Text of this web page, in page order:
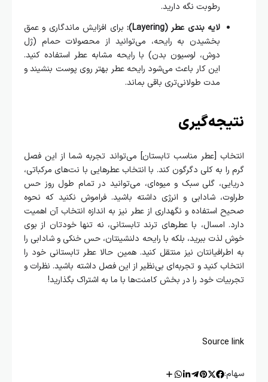
رطوبت نگه دارید.
لایه بندی عطر (Layering):
برای افزایش ماندگاری و عمق
بخشیدن به رایحه، می‌توانید از محصولات حمام (ژل
دوش، لوسیون بدن) با رایحه مشابه عطر استفاده کنید.
این کار باعث می‌شود رایحه عطر بهتر روی پوست بنشیند و
مدت طولانی‌تری باقی بماند.
نتیجه‌گیری
انتخاب [عطر مناسب تابستان] می‌تواند تجربه شما از این فصل
گرم را به کلی دگرگون کند. با انتخاب عطرهایی با نت‌های مرکباتی،
دریایی، گلی سبک و میوه‌ای، می‌توانید در تمام طول روز حس
طراوت، شادابی و انرژی داشته باشید. فراموش نکنید که نحوه
صحیح استفاده و نگهداری از عطر نیز به اندازه انتخاب آن اهمیت
دارد. امسال، با عطرهای ترند تابستانی، نه تنها خودتان از بوی
خوش لذت ببرید، بلکه با رایحه دلنشینتان، حس خنکی و شادابی را
به اطرافیانتان نیز منتقل کنید. همین حالا عطر تابستانی خود را
انتخاب کنید و تجربه‌ای بی‌نظیر از این فصل داشته باشید. نظرات و
تجربیات خود را در بخش کامنت‌ها با ما به اشتراک بگذارید!
Source link
سهام: